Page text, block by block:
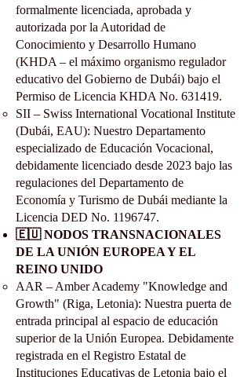
formalmente licenciada, aprobada y
autorizada por la Autoridad de
Conocimiento y Desarrollo Humano
(KHDA – el máximo organismo regulador
educativo del Gobierno de Dubái) bajo el
Permiso de Licencia KHDA No. 631419.
SII – Swiss International Vocational Institute
(Dubái, EAU): Nuestro Departamento
especializado de Educación Vocacional,
debidamente licenciado desde 2023 bajo las
regulaciones del Departamento de
Economía y Turismo de Dubái mediante la
Licencia DED No. 1196747.
🇪🇺 NODOS TRANSNACIONALES
DE LA UNIÓN EUROPEA Y EL
REINO UNIDO
AAR – Amber Academy "Knowledge and
Growth" (Riga, Letonia): Nuestra puerta de
entrada principal al espacio de educación
superior de la Unión Europea. Debidamente
registrada en el Registro Estatal de
Instituciones Educativas de Letonia bajo el